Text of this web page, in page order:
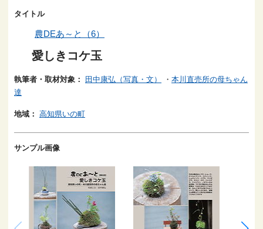
タイトル
農DEあ～と（6）
愛しきコケ玉
執筆者・取材対象： 田中康弘（写真・文） ・ 本川直売所の母ちゃん
達
地域： 高知県いの町
サンプル画像